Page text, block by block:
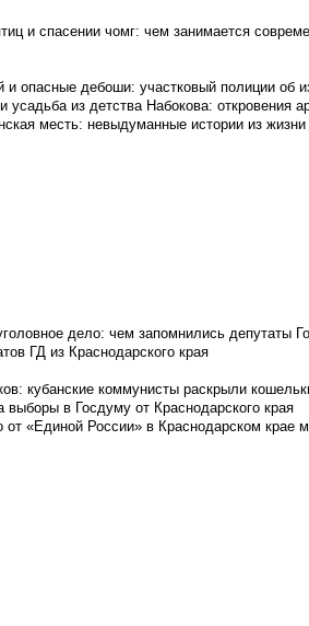
и спасении чомг: чем занимается
опасные дебоши: участковый полиции об
из детства Набокова: откровения
месть: невыдуманные истории из жизни
дело: чем запомнились депутаты
ГД из Краснодарского края
кубанские коммунисты раскрыли
выборы в Госдуму от Краснодарского края
«Единой России» в Краснодарском крае